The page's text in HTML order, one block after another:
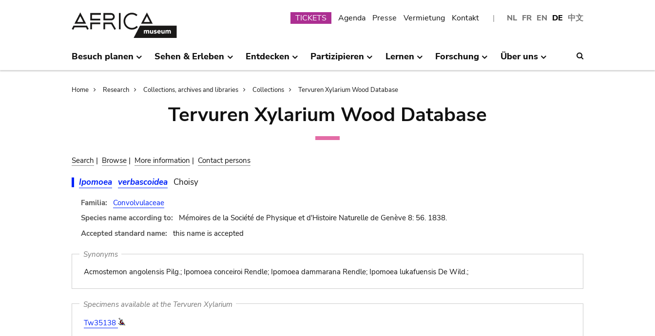
NL FR EN DE 中文
Submenu
TICKETS Agenda Presse Vermietung Kontakt
Besuch planen Sehen & Erleben Entdecken Partizipieren Lernen Forschung Über uns
Breadcrumb
Home Research Collections, archives and libraries Collections Tervuren Xylarium Wood Database
Tervuren Xylarium Wood Database
Search | Browse | More information | Contact persons
Ipomoea verbascoidea Choisy
Familia:
Convolvulaceae
Species name according to:
Mémoires de la Société de Physique et d'Histoire Naturelle de Genève 8: 56. 1838.
Accepted standard name:
this name is accepted
Synonyms
Acmostemon angolensis Pilg.; Ipomoea conceiroi Rendle; Ipomoea dammarana Rendle; Ipomoea lukafuensis De Wild.;
Specimens available at the Tervuren Xylarium
Tw35138